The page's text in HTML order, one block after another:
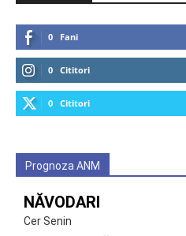
0 Fani
0 Cititori
0 Cititori
Prognoza ANM
NĂVODARI
Cer Senin